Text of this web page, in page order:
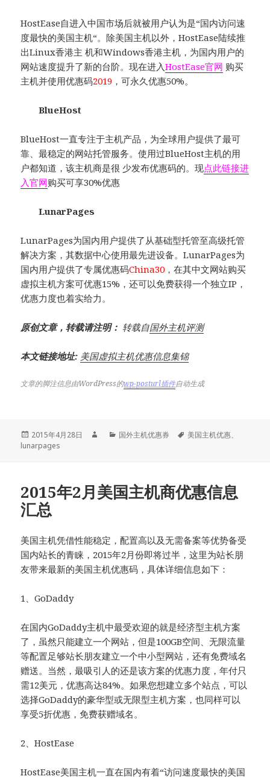
HostEase自进入中国市场后就被用户认为是“国内访问速
度最快的美国主机“。除美国主机以外，HostEase陆续推
出Linux香港主 机和Windows香港主机，为国内用户的
网站速度提升了新的台阶。现在进入HostEase官网 购买
主机并使用优惠码2019 ，可永久优惠50%。
BlueHost
BlueHost一直专注于主机产品，为全球用户提供了最可
靠、最稳定的网站托管服务。使用过BlueHost主机的用
户都知道，该主机商是很 少发布优惠码的。现点此链接进
入官网购买可享30%优惠
LunarPages
LunarPages为国内用户提供了从基础型托管至高级托管
解决方案，其数据中心使用最先进设备。LunarPages为
国内用户提供了专属优惠码China30 ，在其中文网站购买
虚拟主机方案可优惠15%，还可以免费获得一个独立IP，
优惠力度也着实给力。
原创文章，转载请注明： 转载自国外主机评测
本文链接地址: 美国虚拟主机优惠信息集锦
文章的脚注信息由WordPress的wp-posturl插件自动生成
发
布
2015年4月28日
分
国外主机优惠券
标
美国主机优惠、
lunarpages
2015年2月美国主机商优惠信息
汇总
美国主机凭借性能稳定，配置高以及无需备案等优势备受
国内站长的青睐，2015年2月份即将过半，这里为站长朋
友带来最新的美国主机优惠码，具体详细信息如下：
1、GoDaddy
在国内GoDaddy主机中最受欢迎的就是经济型主机方案
了，虽然只能建立一个网站，但是100GB空间、无限流量
等配置足够站长朋友建立一个中小型网站，还有免费域名
赠送。当然，最吸引人的还是该方案的优惠力度，年付只
需12美元，优惠高达84%。如果您想建立多个站点，可以
选择GoDaddy的豪华型或无限型主机方案，也同样可以
享受5折优惠，免费获赠域名。
2、HostEase
HostEase美国主机一直在国内有着“访问速度最快的美国